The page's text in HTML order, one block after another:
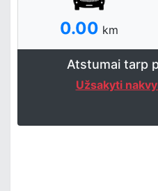
0.00 km
Atstumai tarp
Užsakyti